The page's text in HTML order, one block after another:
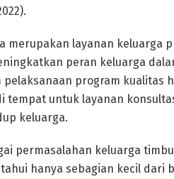
merupakan layanan keluarga
peran keluarga
pelaksanaan program kualitas
tempat untuk layanan
keluarga.
permasalahan keluarga
hanya sebagian kecil dari